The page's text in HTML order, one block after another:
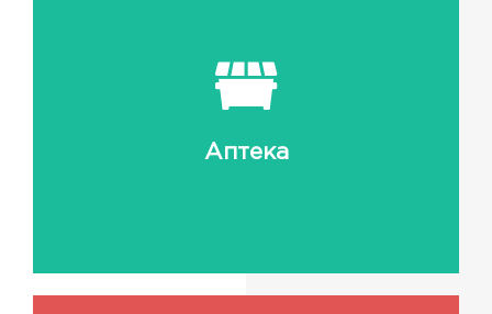
Аптека
Дејноста на фирмата:
Кратко инфо..